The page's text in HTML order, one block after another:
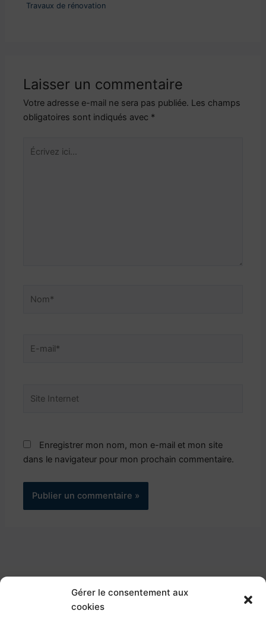
Gérer le consentement aux
cookies
Travaux de rénovation
Laisser un commentaire
Votre adresse e-mail ne sera pas publiée. Les champs
obligatoires sont indiqués avec *
Écrivez
ici…
Internet
Enregistrer mon nom, mon e-mail et mon site
dans le navigateur pour mon prochain commentaire.